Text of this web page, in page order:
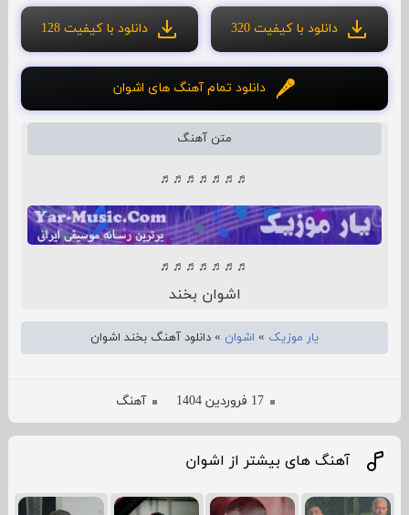
دانلود با کیفیت 320 دانلود با کیفیت 128
دانلود تمام آهنگ های اشوان
متن آهنگ
♬♬♬♬♬♬♬
♬♬♬♬♬♬♬
اشوان بخند
یار موزیک » اشوان » دانلود آهنگ بخند اشوان
17 فروردین 1404 آهنگ
آهنگ های بیشتر از اشوان